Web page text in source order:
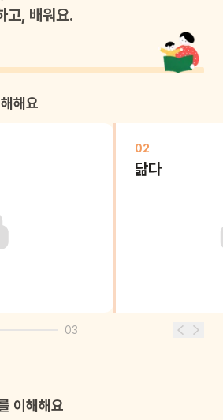
고, 배워요.
해요
02
닮다
03
이해해요